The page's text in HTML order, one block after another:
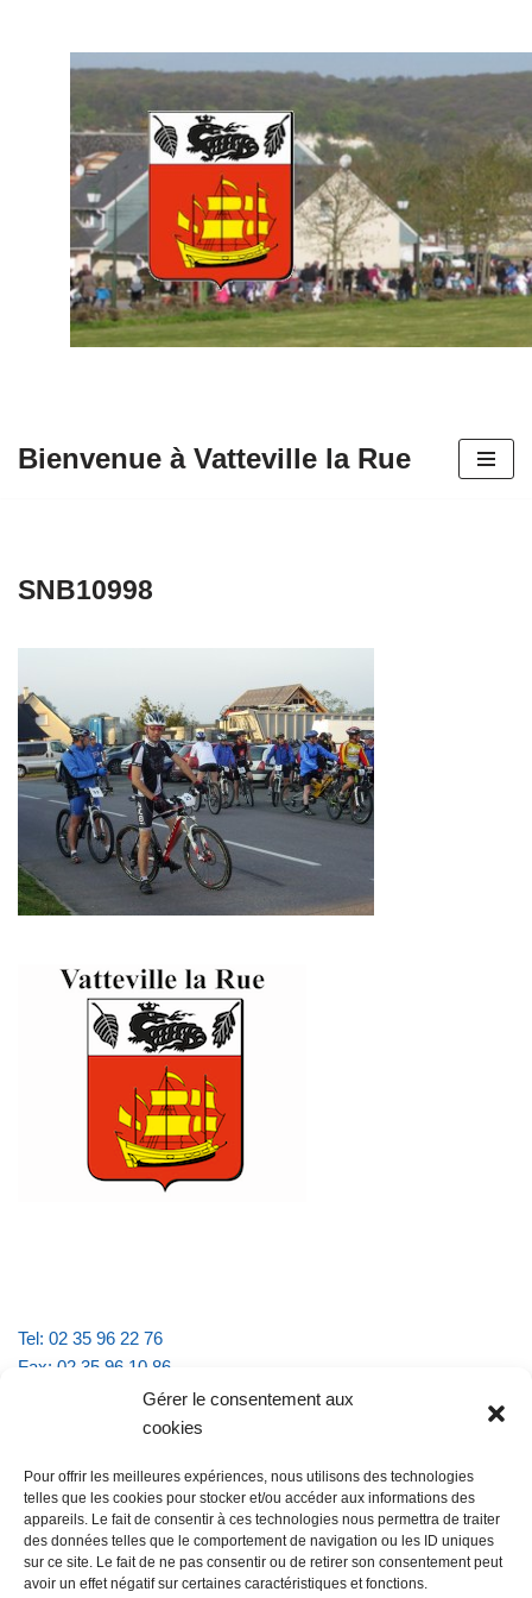
Gérer le consentement aux
cookies
Pour offrir les meilleures expériences, nous utilisons des technologies
telles que les cookies pour stocker et/ou accéder aux informations des
appareils. Le fait de consentir à ces technologies nous permettra de traiter
des données telles que le comportement de navigation ou les ID uniques
sur ce site. Le fait de ne pas consentir ou de retirer son consentement peut
avoir un effet négatif sur certaines caractéristiques et fonctions.
contenu
Bienvenue à Vatteville la Rue
SNB10998
Tel: 02 35 96 22 76
Fax: 02 35 96 10 86
Email : mairie.vattevillelarue@wanadoo.fr
lundi et jeudi de 9h à 11h30
mardi et vendredi de 16h à 18h30